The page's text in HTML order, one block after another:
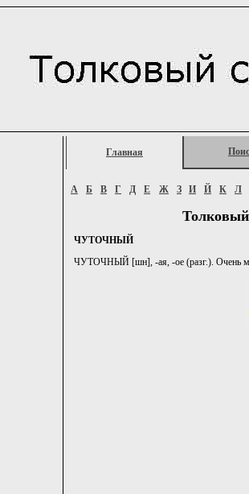
Главная
А Б В Г Д Е Ж З И Й К Л
ЧУТОЧНЫЙ
ЧУТОЧНЫЙ [шн], -ая, -ое (разг.). Очень